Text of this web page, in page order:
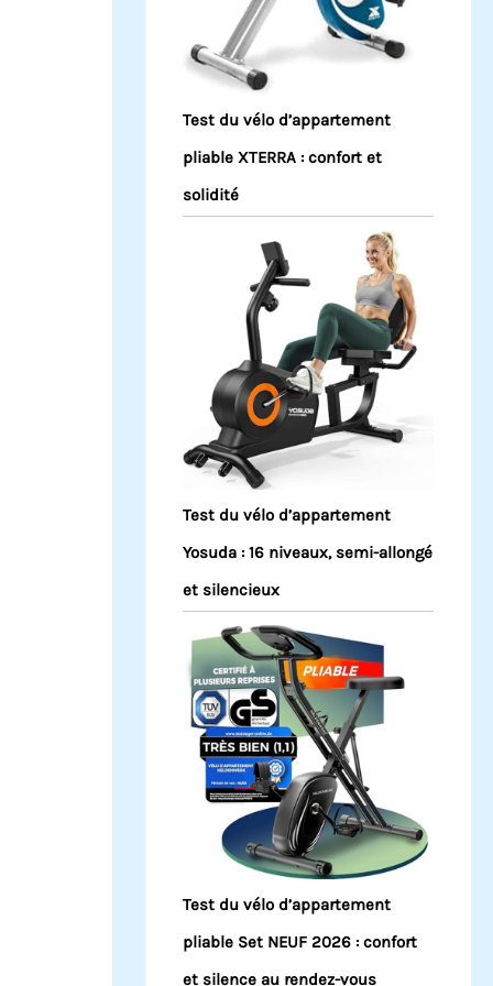
Test du vélo d’appartement
pliable XTERRA : confort et
solidité
Test du vélo d’appartement
Yosuda : 16 niveaux, semi-allongé
et silencieux
Test du vélo d’appartement
pliable Set NEUF 2026 : confort
et silence au rendez-vous